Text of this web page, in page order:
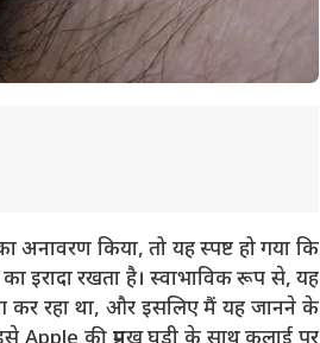
किया, तो यह स्पष्ट हो गया कि
इरादा रखता है। स्वाभाविक रूप से, यह
रहा था, और इसलिए मैं यह जानने के